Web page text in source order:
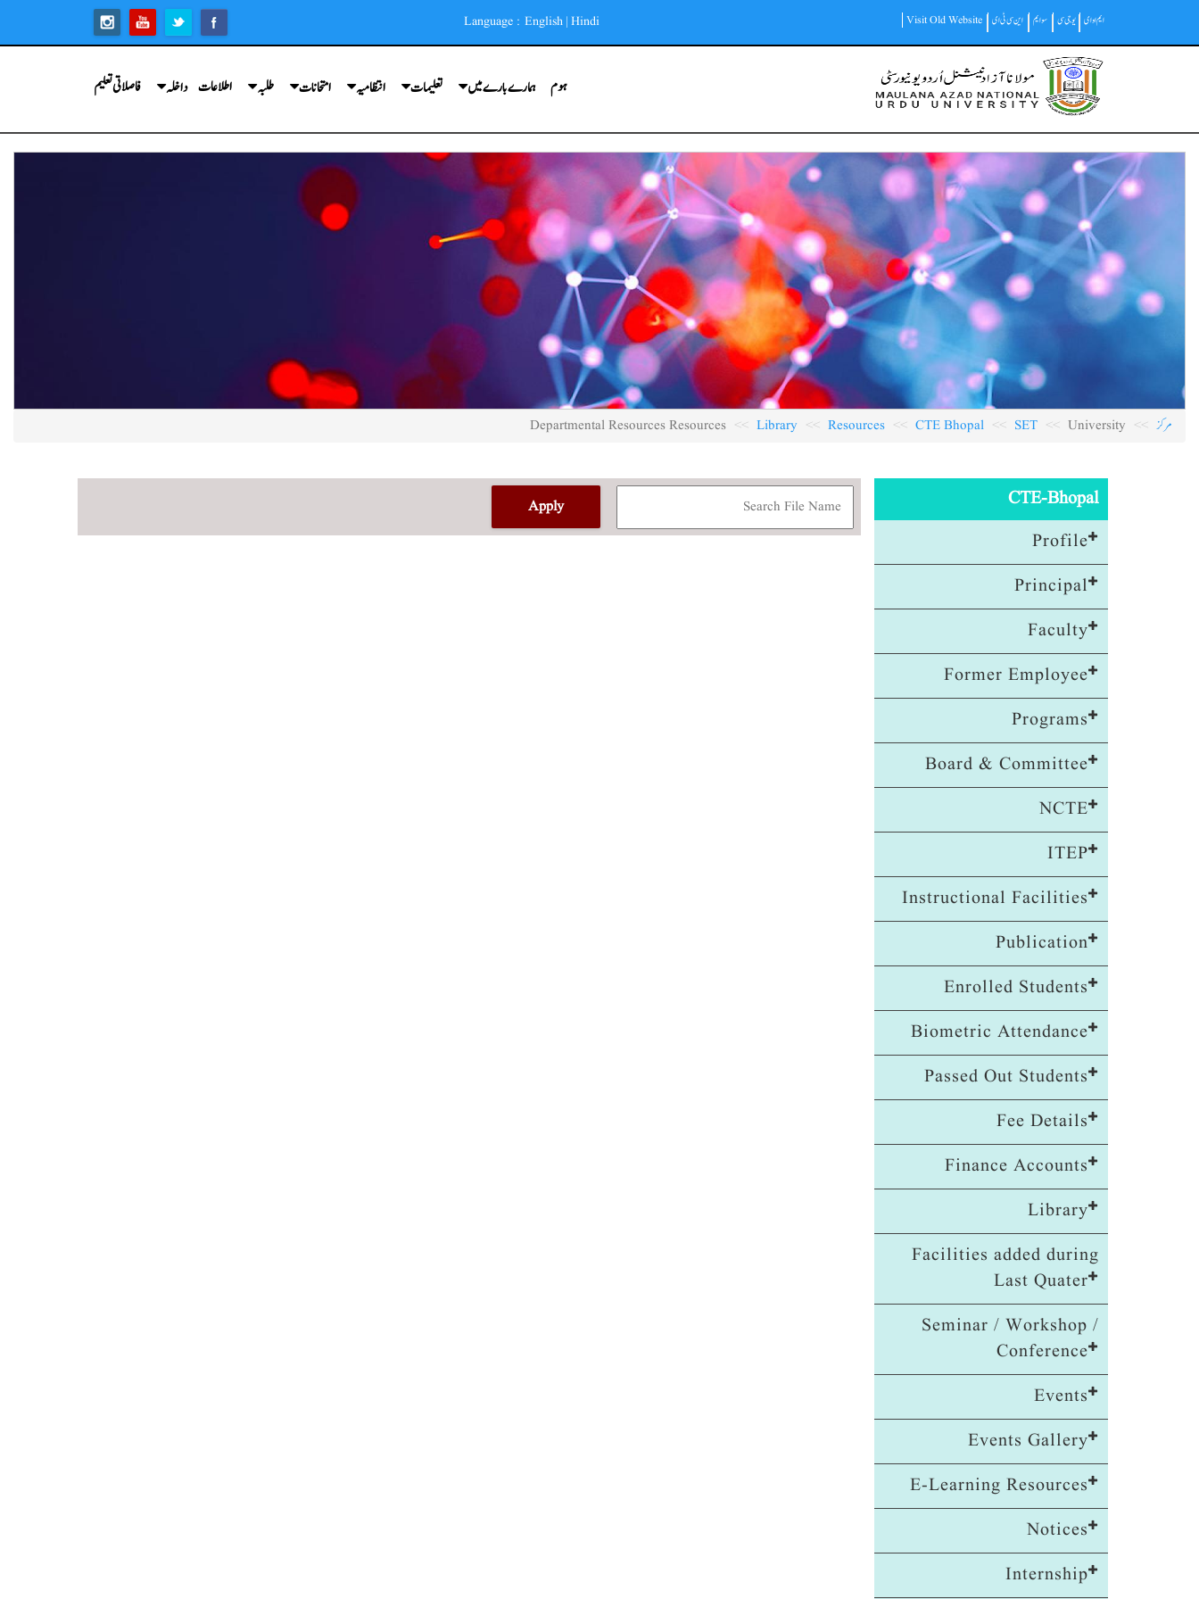
main
ایم او ای یو جی سی سوایم این سی ٹی ای Visit Old Website
Language : English | Hindi
Main
navigation
ہوم ہمارے بارے میں تعلیمات انتظامیہ امتحانات طلبہ اطلاعات داخلہ فاصلاتی تعلیم
مرکز SET
CTE Bhopal
Resources
Library
CTE-Bhopal
Profile
Principal
Faculty
Former Employee
Programs
Board & Committee
NCTE
ITEP
Instructional Facilities
Publication
Enrolled Students
Biometric Attendance
Passed Out Students
Fee Details
Finance Accounts
Library
Facilities added during
Last Quater
Seminar / Workshop /
Conference
Events
Events Gallery
E-Learning Resources
Notices
Internship